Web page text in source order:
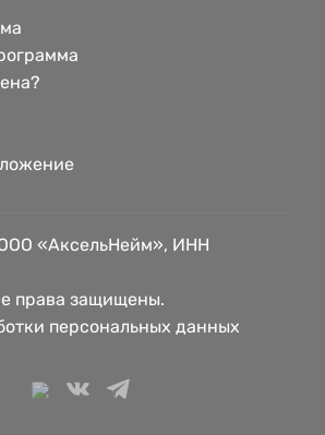
«АксельНейм», ИНН
права защищены.
персональных данных